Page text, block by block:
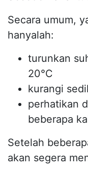
Secara umum,
hanyalah:
turunkan
20°C
kurangi
perhatikan
beberapa
Setelah
akan segera